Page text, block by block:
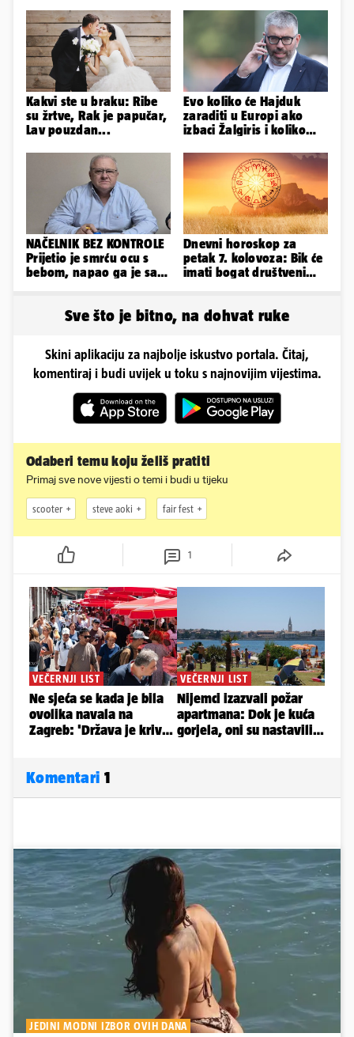
Kakvi ste u braku: Ribe
su žrtve, Rak je papučar,
Lav pouzdan...
Evo koliko će Hajduk
zaraditi u Europi ako
izbaci Žalgiris i koliko
NAČELNIK BEZ KONTROLE
Prijetio je smrću ocu s
bebom, napao ga je sa
Dnevni horoskop za
petak 7. kolovoza: Bik će
imati bogat društveni
Sve što je bitno, na dohvat ruke
Skini aplikaciju za najbolje iskustvo portala. Čitaj,
komentiraj i budi uvijek u toku s najnovijim vijestima.
Odaberi temu koju želiš pratiti
Primaj sve nove vijesti o temi i budi u tijeku
scooter steve aoki fair fest
1
Komentari 1
JEDINI MODNI IZBOR OVIH DANA